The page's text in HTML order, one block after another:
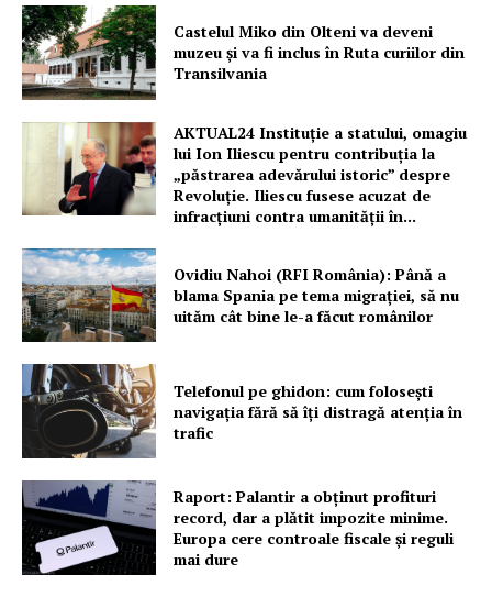
Castelul Miko din Olteni va deveni
muzeu şi va fi inclus în Ruta curiilor din
Transilvania
AKTUAL24 Instituție a statului, omagiu
lui Ion Iliescu pentru contribuția la
„păstrarea adevărului istoric” despre
Revoluție. Iliescu fusese acuzat de
infracțiuni contra umanității în...
Ovidiu Nahoi (RFI România): Până a
blama Spania pe tema migrației, să nu
uităm cât bine le-a făcut românilor
Telefonul pe ghidon: cum folosești
navigația fără să îți distragă atenția în
trafic
Raport: Palantir a obținut profituri
record, dar a plătit impozite minime.
Europa cere controale fiscale și reguli
mai dure